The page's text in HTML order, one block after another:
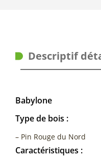
Descriptif
Babylone
Type de bois :
– Pin Rouge du Nord
Caractéristiques :